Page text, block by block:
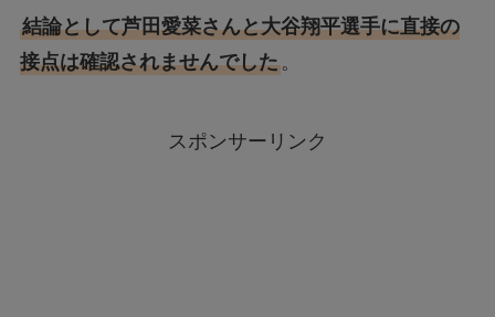
結論として芦田愛菜さんと大谷翔平選手に直接の
接点は確認されませんでした。
スポンサーリンク